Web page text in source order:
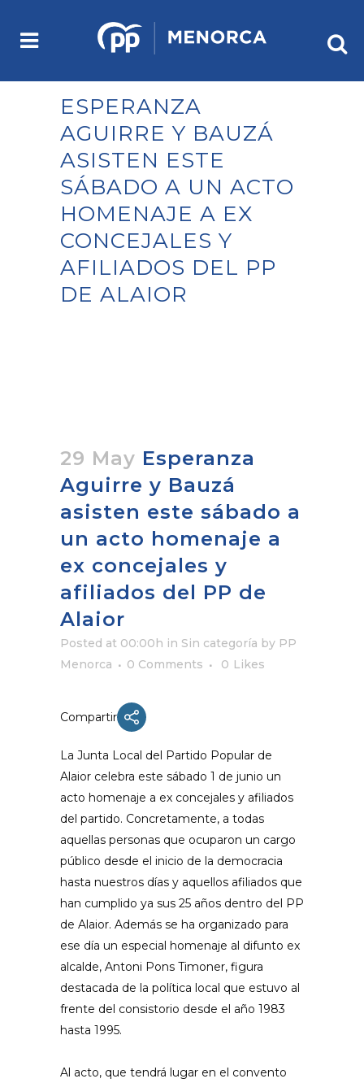
ESPERANZA
AGUIRRE Y BAUZÁ
ASISTEN ESTE
SÁBADO A UN ACTO
HOMENAJE A EX
CONCEJALES Y
AFILIADOS DEL PP
DE ALAIOR
29 May Esperanza
Aguirre y Bauzá
asisten este sábado a
un acto homenaje a
ex concejales y
afiliados del PP de
Alaior
Posted at 00:00h in Sin categoría by PP
Menorca
0 Comments 0 Likes
Compartir
La Junta Local del Partido Popular de
Alaior celebra este sábado 1 de junio un
acto homenaje a ex concejales y afiliados
del partido. Concretamente, a todas
aquellas personas que ocuparon un cargo
público desde el inicio de la democracia
hasta nuestros días y aquellos afiliados que
han cumplido ya sus 25 años dentro del PP
de Alaior. Además se ha organizado para
ese día un especial homenaje al difunto ex
alcalde, Antoni Pons Timoner, figura
destacada de la política local que estuvo al
frente del consistorio desde el año 1983
hasta 1995.
Al acto, que tendrá lugar en el convento